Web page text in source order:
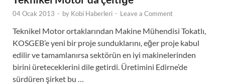
04 Ocak 2013 - by Kobi Haberleri - Leave a Comment
Teknikel Motor ortaklarından Makine Mühendisi Tokatlı,
KOSGEB’e yeni bir proje sunduklarını, eğer proje kabul
edilir ve tamamlanırsa sektörün en iyi makinelerinden
birini üreteceklerini dile getirdi. Üretimini Edirne’de
sürdüren şirket bu …